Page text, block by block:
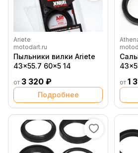
Ariete
motodart.ru
Пыльники вилки Ariete
43x55.7 60x5 14
от 3 320 ₽
Подробнее
от 1